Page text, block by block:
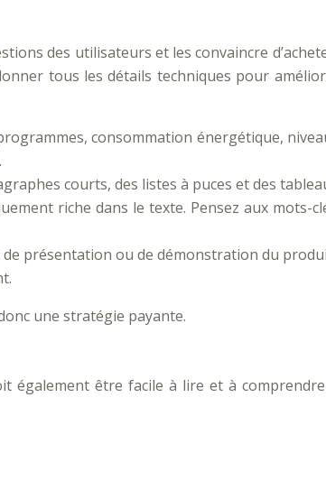
des utilisateurs et les convaincre
tous les détails techniques pour
consommation énergétique,
courts, des listes à puces et des
riche dans le texte. Pensez aux mots-
présentation ou de démonstration du
une stratégie payante.
également être facile à lire et à